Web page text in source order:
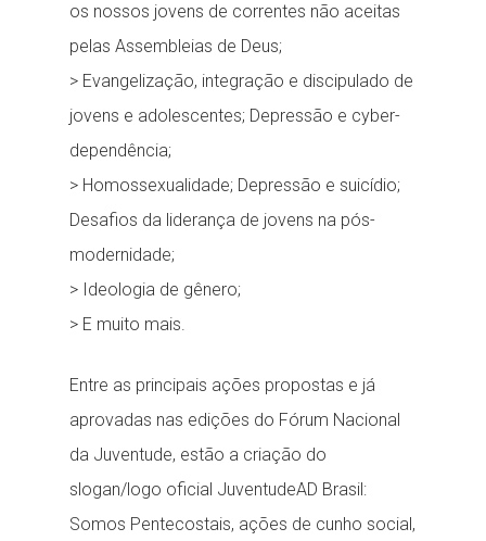
os nossos jovens de correntes não aceitas
pelas Assembleias de Deus;
> Evangelização, integração e discipulado de
jovens e adolescentes; Depressão e cyber-
dependência;
> Homossexualidade; Depressão e suicídio;
Desafios da liderança de jovens na pós-
modernidade;
> Ideologia de gênero;
> E muito mais.
Entre as principais ações propostas e já
aprovadas nas edições do Fórum Nacional
da Juventude, estão a criação do
slogan/logo oficial JuventudeAD Brasil:
Somos Pentecostais, ações de cunho social,